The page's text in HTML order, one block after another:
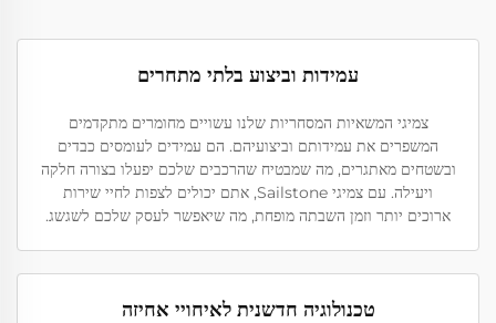
עמידות וביצוע בלתי מתחרים
צמיגי המשאיות המסחריות שלנו עשויים מחומרים מתקדמים
המשפרים את עמידותם וביצועיהם. הם עמידים לעומסים כבדים
ובשטחים מאתגרים, מה שמבטיח שהרכבים שלכם יפעלו בצורה חלקה
ויעילה. עם צמיגי Sailstone, אתם יכולים לצפות לחיי שירות
ארוכים יותר וזמן השבתה מופחת, מה שיאפשר לעסק שלכם לשגשג.
טכנולוגיה חדשנית לאיחויי אחיזה